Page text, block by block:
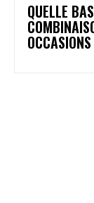
QUELLE
OCCASIONS